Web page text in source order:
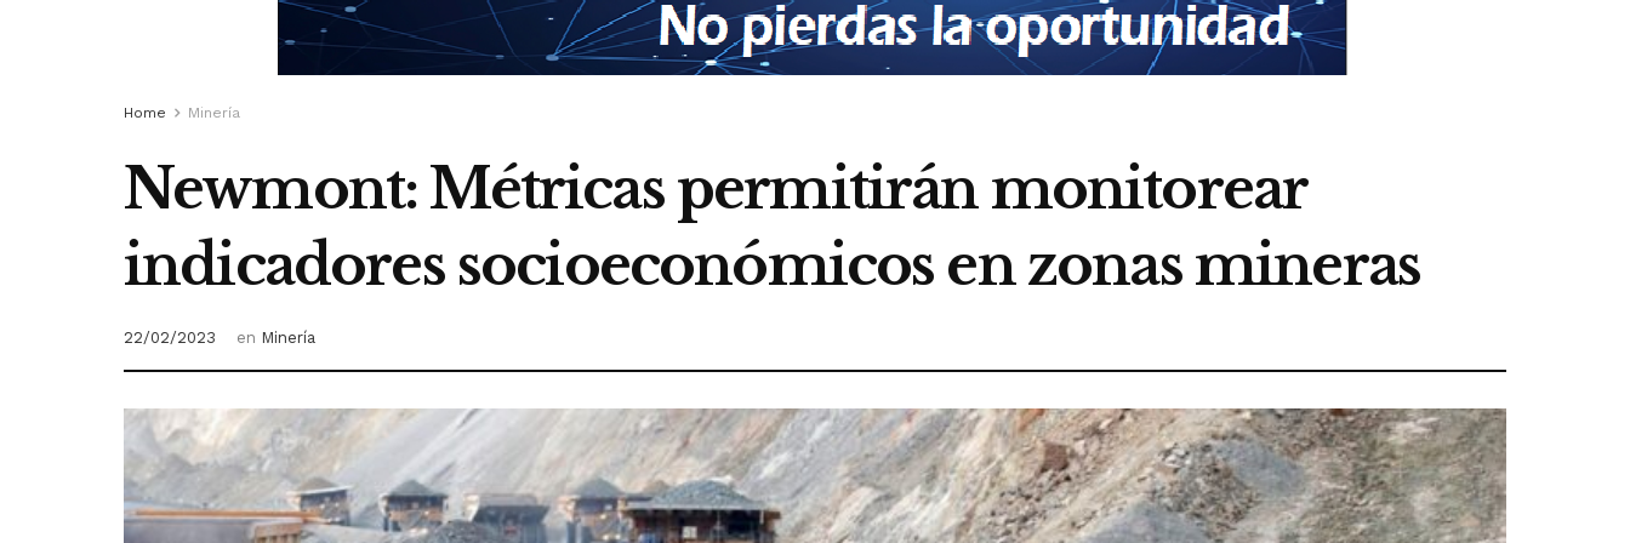
Home Minería
Newmont: Métricas permitirán monitorear
indicadores socioeconómicos en zonas mineras
22/02/2023 en Minería